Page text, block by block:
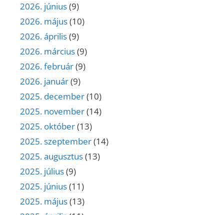
2026. június(9)
2026. május(10)
2026. április(9)
2026. március(9)
2026. február(9)
2026. január(9)
2025. december(10)
2025. november(14)
2025. október(13)
2025. szeptember(14)
2025. augusztus(13)
2025. július(9)
2025. június(11)
2025. május(13)